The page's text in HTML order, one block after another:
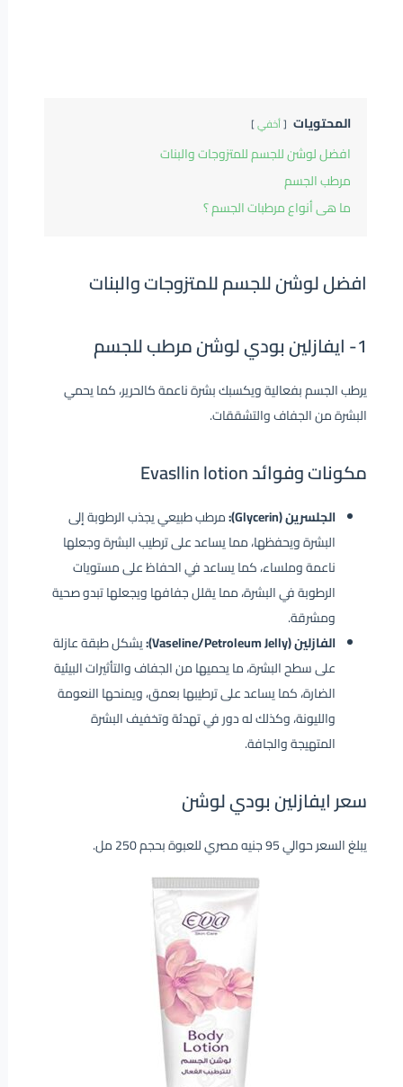
المحتويات أخفي
افضل لوشن للجسم للمتزوجات والبنات
مرطب الجسم
ما هى أنواع مرطبات الجسم ؟
افضل لوشن للجسم للمتزوجات والبنات
1- ايفازلين بودي لوشن مرطب للجسم
يرطب الجسم بفعالية ويكسبك بشرة ناعمة كالحرير، كما يحمي
البشرة من الجفاف والتشققات.
مكونات وفوائد Evasllin lotion
الجلسرين (Glycerin):
مرطب طبيعي يجذب الرطوبة إلى
البشرة ويحفظها، مما يساعد على ترطيب البشرة وجعلها
ناعمة وملساء، كما يساعد في الحفاظ على مستويات
الرطوبة في البشرة، مما يقلل جفافها ويجعلها تبدو صحية
ومشرقة.
الفازلين (Vaseline/Petroleum Jelly):
يشكل طبقة عازلة
على سطح البشرة، ما يحميها من الجفاف والتأثيرات البيئية
الضارة، كما يساعد على ترطيبها بعمق، ويمنحها النعومة
والليونة، وكذلك له دور في تهدئة وتخفيف البشرة
المتهيجة والجافة.
سعر ايفازلين بودي لوشن
يبلغ السعر حوالي 95 جنيه مصري للعبوة بحجم 250 مل.